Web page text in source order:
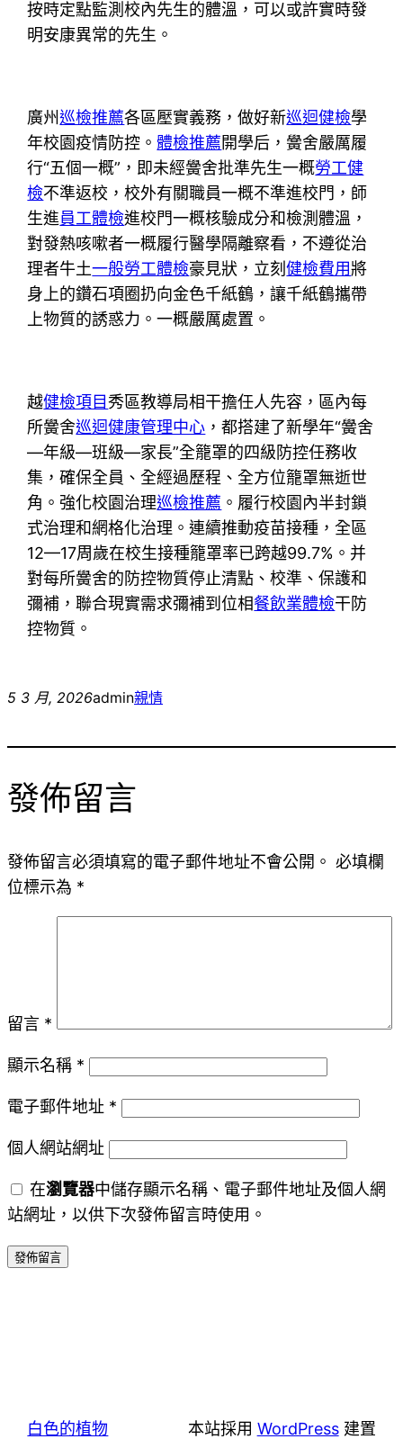
按時定點監測校內先生的體溫，可以或許實時發
明安康異常的先生。
廣州巡檢推薦各區壓實義務，做好新巡迴健檢學
年校園疫情防控。 體檢推薦開學后，黌舍嚴厲履
行“五個一概”，即未經黌舍批準先生一概勞工健
檢不準返校，校外有關職員一概不準進校門，師
生進員工體檢進校門一概核驗成分和檢測體溫，
對發熱咳嗽者一概履行醫學隔離察看，不遵從治
理者牛土一般勞工體檢豪見狀，立刻健檢費用將
身上的鑽石項圈扔向金色千紙鶴，讓千紙鶴攜帶
上物質的誘惑力。一概嚴厲處置。
越健檢項目秀區教導局相干擔任人先容，區內每
所黌舍巡迴健康管理中心 ，都搭建了新學年“黌舍
—年級—班級—家長”全籠罩的四級防控任務收
集，確保全員、全經過歷程、全方位籠罩無逝世
角。強化校園治理巡檢推薦 。履行校園內半封鎖
式治理和網格化治理。連續推動疫苗接種，全區
12—17周歲在校生接種籠罩率已跨越99.7%。并
對每所黌舍的防控物質停止清點、校準、保護和
彌補，聯合現實需求彌補到位相餐飲業體檢干防
控物質。
5 3 月, 2026admin親情
發佈留言
發佈留言必須填寫的電子郵件地址不會公開。 必填欄
位標示為 *
留言 *
顯示名稱 *
電子郵件地址 *
個人網站網址
在瀏覽器中儲存顯示名稱、電子郵件地址及個人網
站網址，以供下次發佈留言時使用。
白色的植物 本站採用 WordPress建置